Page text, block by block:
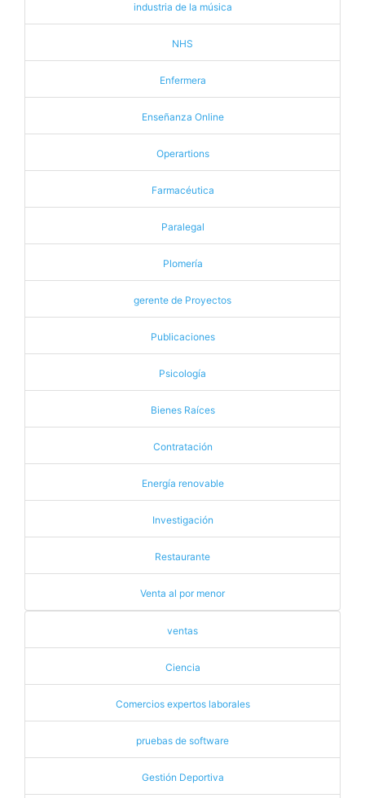
industria de la música
NHS
Enfermera
Enseñanza Online
Operartions
Farmacéutica
Paralegal
Plomería
gerente de Proyectos
Publicaciones
Psicología
Bienes Raíces
Contratación
Energía renovable
Investigación
Restaurante
Venta al por menor
ventas
Ciencia
Comercios expertos laborales
pruebas de software
Gestión Deportiva